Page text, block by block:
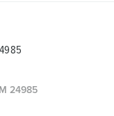
24985